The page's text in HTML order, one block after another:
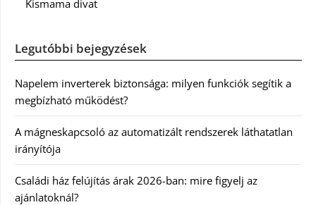
Kismama divat
Legutóbbi bejegyzések
Napelem inverterek biztonsága: milyen funkciók segítik a
megbízható működést?
A mágneskapcsoló az automatizált rendszerek láthatatlan
irányítója
Családi ház felújítás árak 2026-ban: mire figyelj az
ajánlatoknál?